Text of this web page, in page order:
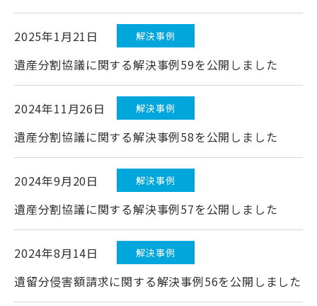
2025年1月21日 解決事例
遺産分割協議に関する解決事例59を公開しました
2024年11月26日 解決事例
遺産分割協議に関する解決事例58を公開しました
2024年9月20日 解決事例
遺産分割協議に関する解決事例57を公開しました
2024年8月14日 解決事例
遺留分侵害額請求に関する解決事例56を公開しました